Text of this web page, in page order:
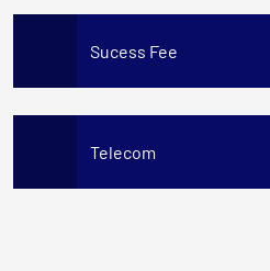
Sucess Fee
Telecom